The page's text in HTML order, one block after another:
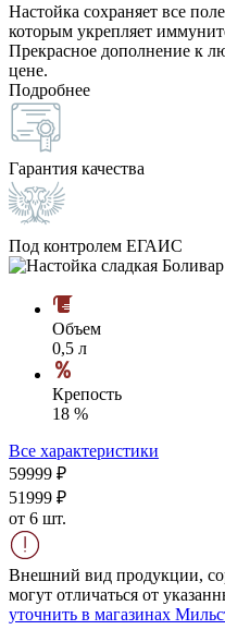
Настойка сохраняет все
которым укрепляет
Прекрасное дополнение к
цене.
Подробнее
Гарантия качества
Под контролем ЕГАИС
Объем
0,5 л
Крепость
18 %
Все характеристики
59999 ₽
51999 ₽
от 6 шт.
Внешний вид продукции,
могут отличаться от
уточнить в магазинах